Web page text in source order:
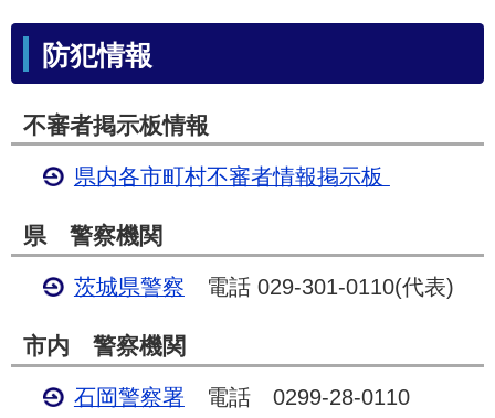
防犯情報
不審者掲示板情報
県内各市町村不審者情報掲示板
県 警察機関
茨城県警察 電話 029-301-0110(代表)
市内 警察機関
石岡警察署 電話 0299-28-0110